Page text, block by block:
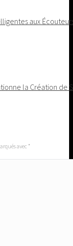
aux
la Création de
avec *